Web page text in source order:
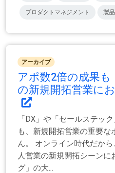
プロダクトマネジメント 製
アーカイブ
アポ数2倍の成果
の新規開拓営業に
「DX」や「セールステッ
も、新規開拓営業の重要
ん。 オンライン時代だか
人営業の新規開拓シーン
グ」の大...